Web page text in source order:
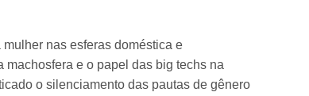
nas esferas doméstica e
e o papel das big techs na
o silenciamento das pautas de gênero